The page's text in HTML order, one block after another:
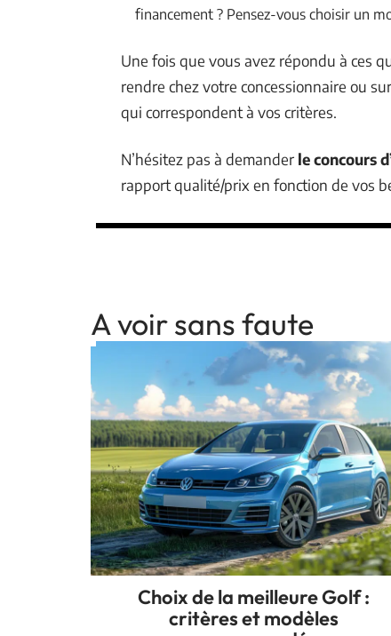
financement ? Pensez-vous choisir un
Une fois que vous avez répondu à ces
rendre chez votre concessionnaire ou
qui correspondent à vos critères.
N’hésitez pas à demander le concours
rapport qualité/prix en fonction de vos
A voir sans faute
Choix de la meilleure Golf :
critères et modèles